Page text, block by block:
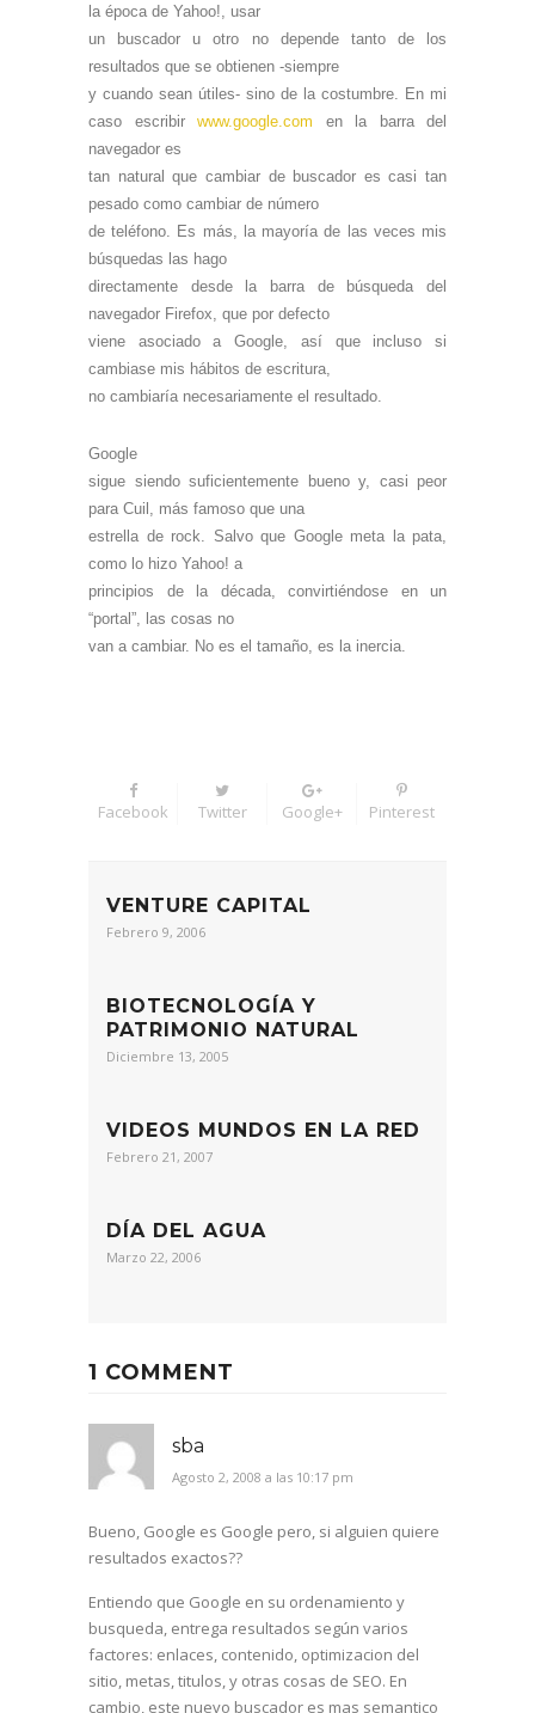
la época de Yahoo!, usar
un buscador u otro no depende tanto de los
resultados que se obtienen -siempre
y cuando sean útiles- sino de la costumbre. En mi
caso escribir www.google.com en la barra del
navegador es
tan natural que cambiar de buscador es casi tan
pesado como cambiar de número
de teléfono. Es más, la mayoría de las veces mis
búsquedas las hago
directamente desde la barra de búsqueda del
navegador Firefox, que por defecto
viene asociado a Google, así que incluso si
cambiase mis hábitos de escritura,
no cambiaría necesariamente el resultado.
Google
sigue siendo suficientemente bueno y, casi peor
para Cuil, más famoso que una
estrella de rock. Salvo que Google meta la pata,
como lo hizo Yahoo! a
principios de la década, convirtiéndose en un
“portal”, las cosas no
van a cambiar. No es el tamaño, es la inercia.
Facebook Twitter Google+ Pinterest
VENTURE CAPITAL
Febrero 9, 2006
BIOTECNOLOGÍA Y
PATRIMONIO NATURAL
Diciembre 13, 2005
VIDEOS MUNDOS EN LA RED
Febrero 21, 2007
DÍA DEL AGUA
Marzo 22, 2006
1 COMMENT
sba
Agosto 2, 2008 a las 10:17 pm
Bueno, Google es Google pero, si alguien quiere
resultados exactos??
Entiendo que Google en su ordenamiento y
busqueda, entrega resultados según varios
factores: enlaces, contenido, optimizacion del
sitio, metas, titulos, y otras cosas de SEO. En
cambio, este nuevo buscador es mas semantico